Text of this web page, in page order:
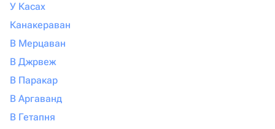
У Касах
Канакераван
В Мерцаван
В Джрвеж
В Паракар
В Аргаванд
В Гетапня